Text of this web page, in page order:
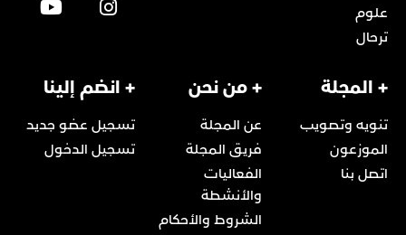
علوم
ترحال
+ المجلة
تنويه وتصويب
الموزعون
اتصل بنا
+ من نحن
عن المجلة
فريق المجلة
الفعاليات
والأنشطة
الشروط والأحكام
+ انضم إلينا
تسجيل عضو جديد
تسجيل الدخول